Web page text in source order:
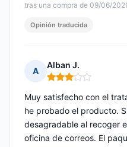
tras una compra de 09/06/
Opinión traducida
A
Alban J.
Nota: 3 de 5
Muy satisfecho con el
he probado el producto.
desagradable al recoger
oficina de correos. El